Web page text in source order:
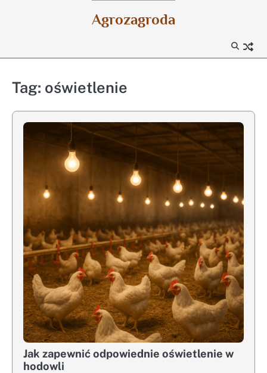
Agrozagroda
Tag: oświetlenie
Jak zapewnić odpowiednie oświetlenie w
hodowli